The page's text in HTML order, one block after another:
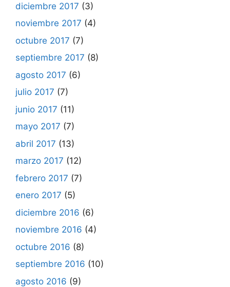
diciembre 2017 (3)
noviembre 2017 (4)
octubre 2017 (7)
septiembre 2017 (8)
agosto 2017 (6)
julio 2017 (7)
junio 2017 (11)
mayo 2017 (7)
abril 2017 (13)
marzo 2017 (12)
febrero 2017 (7)
enero 2017 (5)
diciembre 2016 (6)
noviembre 2016 (4)
octubre 2016 (8)
septiembre 2016 (10)
agosto 2016 (9)